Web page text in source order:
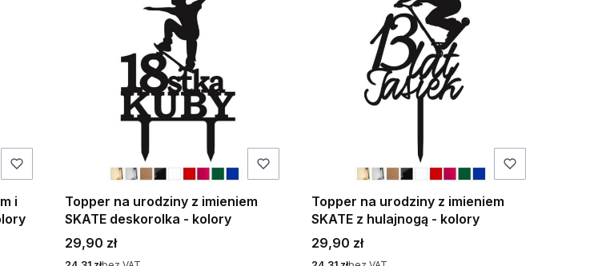
i
Topper na urodziny z imieniem
SKATE deskorolka - kolory
Cena
29,90 zł
Topper na urodziny z imieniem
SKATE z hulajnogą - kolory
Cena
29,90 zł